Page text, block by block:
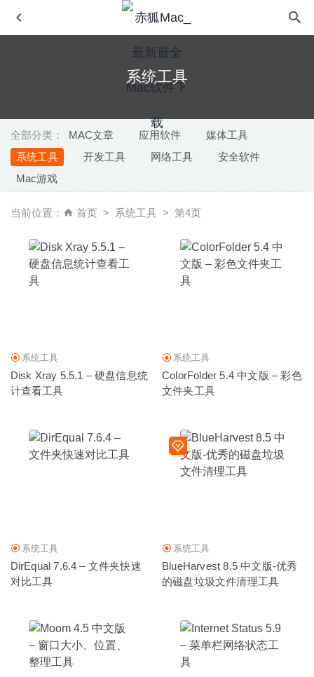
系统工具
全部分类： MAC文章 应用软件
媒体工具
系统工具
开发工具 网络工具
安全软件
Mac游戏
当前位置： 首页 系统工具 第4页
系统工具
Disk Xray 5.5.1 – 硬盘信息统
计查看工具
系统工具
ColorFolder 5.4 中文版 – 彩色
文件夹工具
系统工具
DirEqual 7.6.4 – 文件夹快速
对比工具
系统工具
BlueHarvest 8.5 中文版-优秀
的磁盘垃圾文件清理工具
Microsoft Remote Desktop 10.3.8 (1763) for Mac- 微软
Windows远程桌面控制软件
TurboCollage 7.1.1 – 图片相册制作、拼图工具
Kaleidoscope 2.3.1438 for Mac- 功能强大的文件对比工具
2020-02-25
goPanel 2.8.6 for Mac- 优秀的服务器管理工具